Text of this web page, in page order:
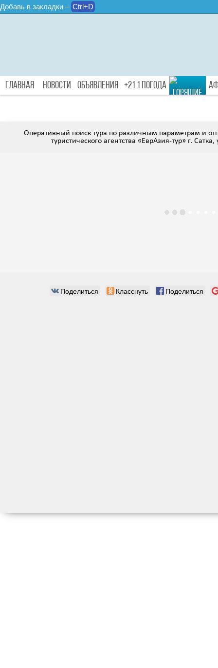
Добавь в закладки – Ctrl+D
Главная Новости Объявления +21.1 Погода
Туры
Оперативный поиск тура по различным параметрам и
туристического агентства «ЕврАзия-тур» г.
Поделиться Класснуть Поделиться